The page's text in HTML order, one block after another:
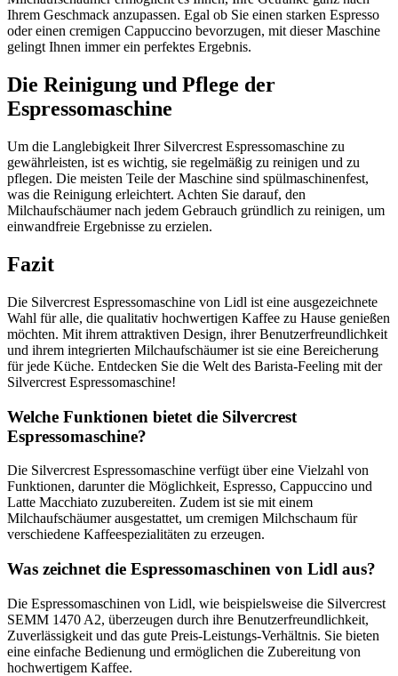
Ihrem Geschmack anzupassen. Egal ob Sie einen starken Espresso
oder einen cremigen Cappuccino bevorzugen, mit dieser Maschine
gelingt Ihnen immer ein perfektes Ergebnis.
Die Reinigung und Pflege der
Espressomaschine
Um die Langlebigkeit Ihrer Silvercrest Espressomaschine zu
gewährleisten, ist es wichtig, sie regelmäßig zu reinigen und zu
pflegen. Die meisten Teile der Maschine sind spülmaschinenfest,
was die Reinigung erleichtert. Achten Sie darauf, den
Milchaufschäumer nach jedem Gebrauch gründlich zu reinigen, um
einwandfreie Ergebnisse zu erzielen.
Fazit
Die Silvercrest Espressomaschine von Lidl ist eine ausgezeichnete
Wahl für alle, die qualitativ hochwertigen Kaffee zu Hause genießen
möchten. Mit ihrem attraktiven Design, ihrer Benutzerfreundlichkeit
und ihrem integrierten Milchaufschäumer ist sie eine Bereicherung
für jede Küche. Entdecken Sie die Welt des Barista-Feeling mit der
Silvercrest Espressomaschine!
Welche Funktionen bietet die Silvercrest
Espressomaschine?
Die Silvercrest Espressomaschine verfügt über eine Vielzahl von
Funktionen, darunter die Möglichkeit, Espresso, Cappuccino und
Latte Macchiato zuzubereiten. Zudem ist sie mit einem
Milchaufschäumer ausgestattet, um cremigen Milchschaum für
verschiedene Kaffeespezialitäten zu erzeugen.
Was zeichnet die Espressomaschinen von Lidl aus?
Die Espressomaschinen von Lidl, wie beispielsweise die Silvercrest
SEMM 1470 A2, überzeugen durch ihre Benutzerfreundlichkeit,
Zuverlässigkeit und das gute Preis-Leistungs-Verhältnis. Sie bieten
eine einfache Bedienung und ermöglichen die Zubereitung von
hochwertigem Kaffee.